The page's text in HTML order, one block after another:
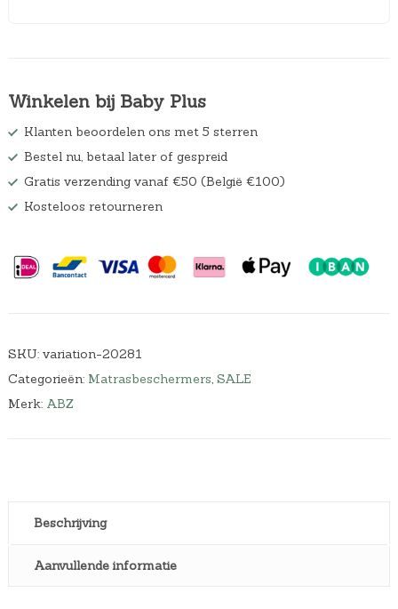
Winkelen bij Baby Plus
Klanten beoordelen ons met 5 sterren
Bestel nu, betaal later of gespreid
Gratis verzending vanaf €50 (België €100)
Kosteloos retourneren
SKU: variation-20281
Categorieën: Matrasbeschermers, SALE
Merk: ABZ
Beschrijving
Aanvullende informatie